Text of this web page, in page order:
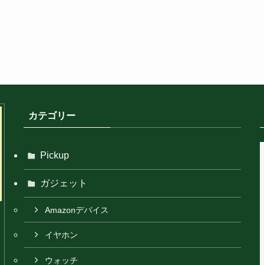
カテゴリー
Pickup
ガジェット
Amazonデバイス
イヤホン
ウォッチ